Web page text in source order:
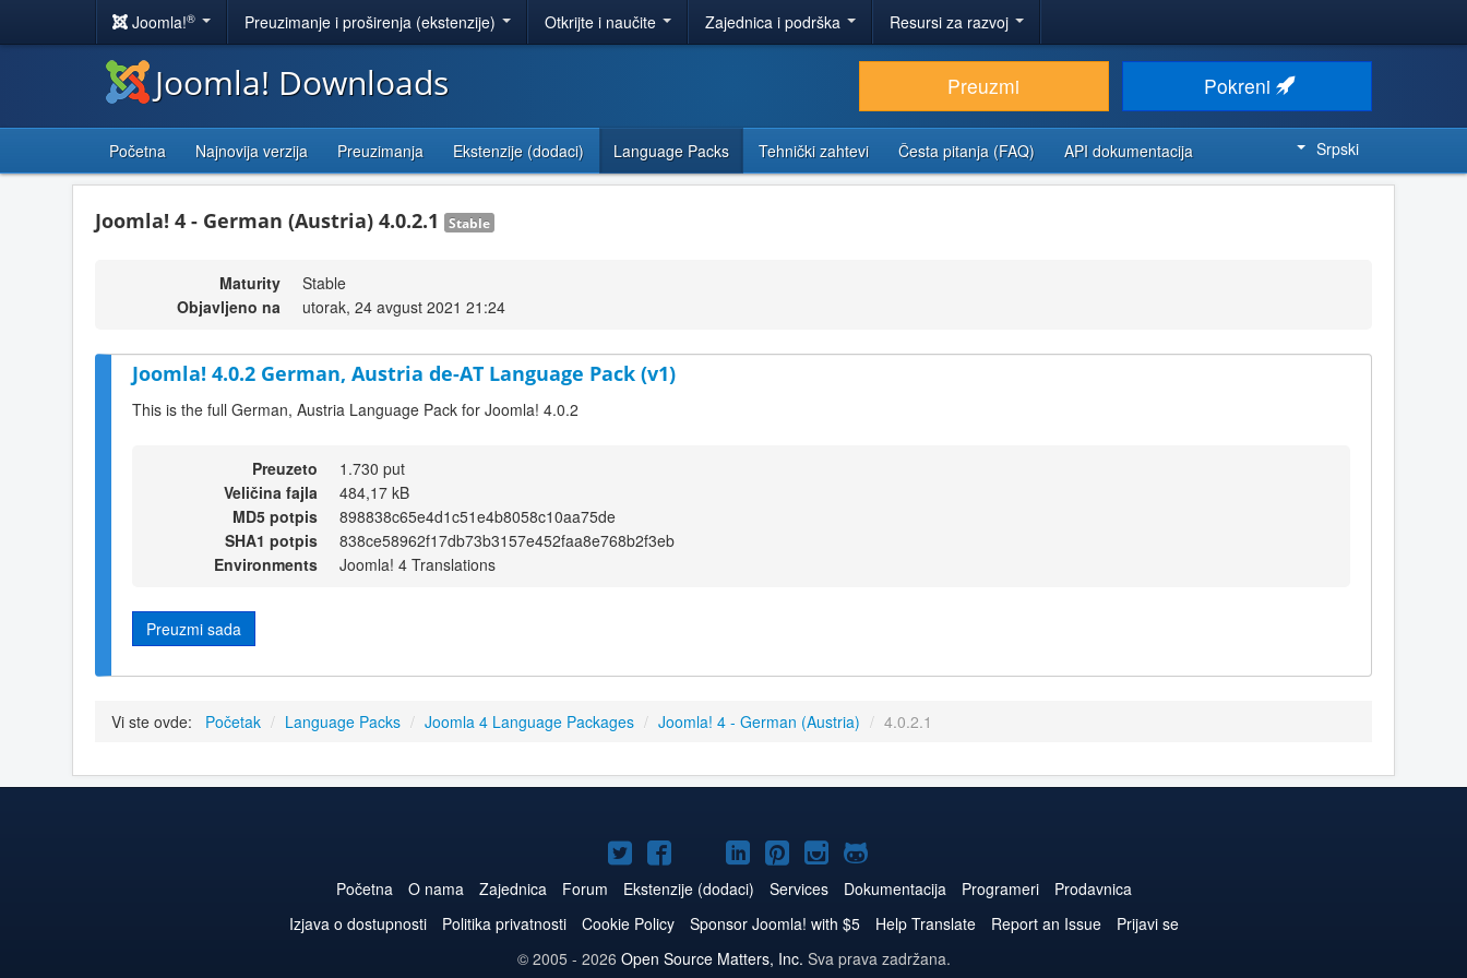
Joomla!® Preuzimanje i proširenja (ekstenzije) Otkrijte i naučite Zajednica i podrška Resursi za razvoj
Joomla! Downloads Preuzmi Pokreni
Početna Najnovija verzija Preuzimanja Ekstenzije (dodaci) Language Packs Tehnički zahtevi Česta pitanja (FAQ) API dokumentacija Srpski
Joomla! 4 - German (Austria) 4.0.2.1 Stable
Maturity
Stable
Objavljeno na
utorak, 24 avgust 2021 21:24
Joomla! 4.0.2 German, Austria de-AT Language Pack (v1)
This is the full German, Austria Language Pack for Joomla! 4.0.2
Preuzeto
1.730 put
Veličina fajla
484,17 kB
MD5 potpis
898838c65e4d1c51e4b8058c10aa75de
SHA1 potpis
838ce58962f17db73b3157e452faa8e768b2f3eb
Environments
Joomla! 4 Translations
Preuzmi sada
Vi ste ovde: Početak / Language Packs / Joomla 4 Language Packages / Joomla! 4 - German (Austria) / 4.0.2.1
Joomla!
na
Twitteru
Joomla!
na
Facebooku
Joomla!
na
YouTube
Joomla!
naLinkedIn
Joomla!
na
Pinterest
Joomla!
na
Instagram
Joomla!
na
GitHub
Početna O nama Zajednica Forum Ekstenzije (dodaci) Services Dokumentacija Programeri
Prodavnica
Izjava o dostupnosti
Politika privatnosti Cookie Policy Sponsor Joomla! with $5 Help Translate Report an Issue
Prijavi se
© 2005 - 2026 Open Source Matters, Inc. Sva prava zadržana.